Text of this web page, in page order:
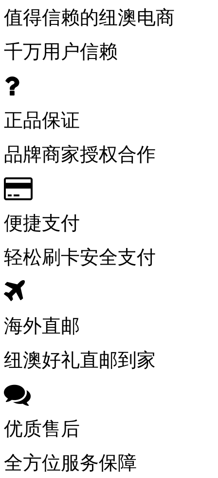
值得信赖的纽澳电商
千万用户信赖
正品保证
品牌商家授权合作
便捷支付
轻松刷卡安全支付
海外直邮
纽澳好礼直邮到家
优质售后
全方位服务保障